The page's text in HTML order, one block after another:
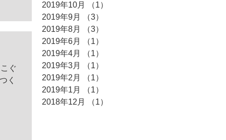
ぐ
く
2019年10月
（1）
2019年9月
（3）
2019年8月
（3）
2019年6月
（1）
2019年4月
（1）
2019年3月
（1）
2019年2月
（1）
2019年1月
（1）
2018年12月
（1）